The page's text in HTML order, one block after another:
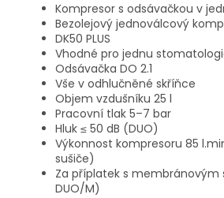
Kompresor s odsávačkou v
Bezolejový jednoválcový
DK50 PLUS
Vhodné pro jednu
Odsávačka DO 2.1
Vše v odhlučněné skříňce
Objem vzdušníku 25 l
Pracovní tlak 5–7 bar
Hluk ≤ 50 dB (DUO)
Výkonnost kompresoru 85
sušiče)
Za příplatek s
DUO/M)